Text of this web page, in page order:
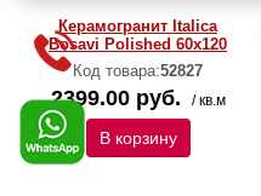
Керамогранит Italica
Bosavi Polished 60х120
Код товара:52827
2399.00 руб. / кв.м
В корзину